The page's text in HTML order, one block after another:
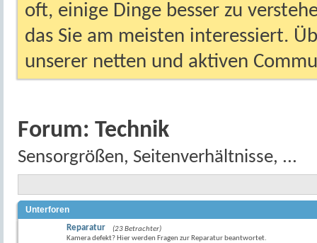
oft, einige Dinge besser zu
das Sie am meisten interessiert.
unserer netten und aktiven
Forum: Technik
Sensorgrößen, Seitenverhältnisse, ...
Unterforen
Reparatur
(23 Betrachter)
Kamera defekt? Hier werden Fragen zur Reparatur beantwortet.